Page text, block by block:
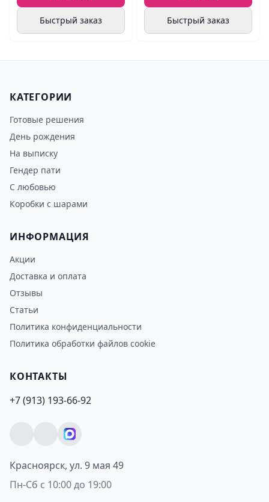
Быстрый заказ Быстрый заказ
КАТЕГОРИИ
Готовые решения
День рождения
На выписку
Гендер пати
С любовью
Коробки с шарами
ИНФОРМАЦИЯ
Акции
Доставка и оплата
Отзывы
Статьи
Политика конфиденциальности
Политика обработки файлов cookie
КОНТАКТЫ
+7 (913) 193-66-92
Красноярск, ул. 9 мая 49
Пн-Сб с 10:00 до 19:00